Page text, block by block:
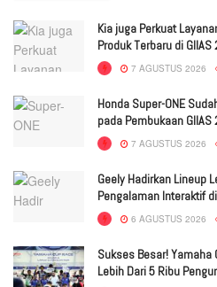
Kia juga Perkuat
Produk Terbaru di GIIAS
7 AGUSTUS 2026
Honda Super-ONE
pada Pembukaan GIIAS
7 AGUSTUS 2026
Geely Hadirkan Lineup
Pengalaman Interaktif
6 AGUSTUS 2026
Sukses Besar! Yamaha
Lebih Dari 5 Ribu